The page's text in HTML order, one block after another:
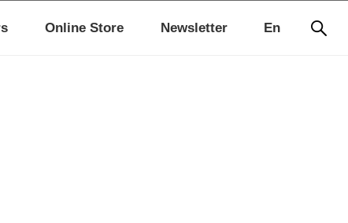
En
Online Store Newsletter